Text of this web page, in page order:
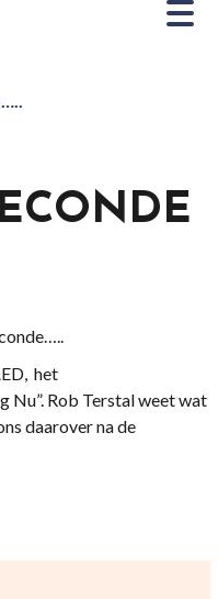
het
Nu”. Rob Terstal weet wat
daarover na de